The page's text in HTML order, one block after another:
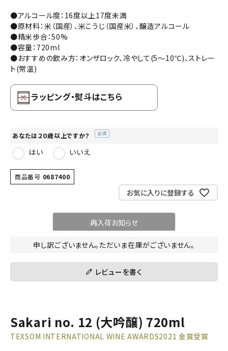
meeting_room ログイン person 会員登録
●アルコール度：16度以上17度未満
●原材料：米（国産）、米こうじ（国産米）、醸造アルコール
●精米歩合：50%
●容量：720ml
●おすすめの飲み方：オンザロック、冷やして(5～10℃)、ストレー
ト(常温)
ラッピング・熨斗はこちら
あなたは２０歳以上ですか？
はい いいえ
商品番号 0687400
お気に入りに登録する
再入荷お知らせ
申し訳ございません。ただいま在庫がございません。
レビューを書く
Sakari no. 12 (大吟醸) 720ml
TEXSOM INTERNATIONAL WINE AWARDS2021 金賞受賞